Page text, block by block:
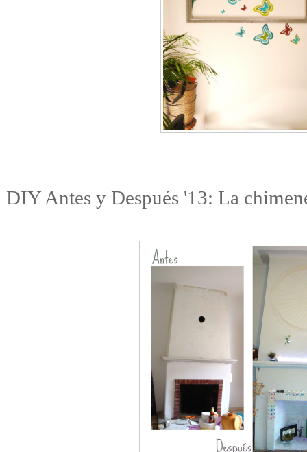
DIY Antes y Después '13: La